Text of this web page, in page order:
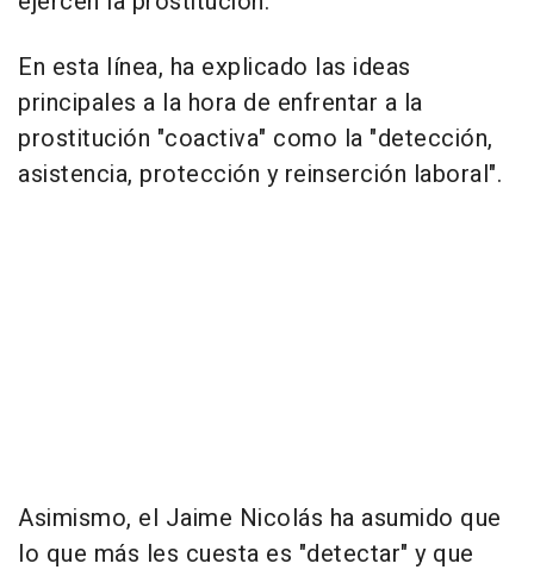
En esta línea, ha explicado las ideas
principales a la hora de enfrentar a la
prostitución "coactiva" como la "detección,
asistencia, protección y reinserción laboral".
Asimismo, el Jaime Nicolás ha asumido que
lo que más les cuesta es "detectar" y que